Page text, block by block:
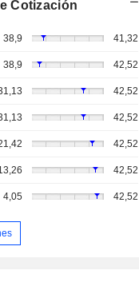
Cotización
38,9 41,32
38,9 42,52
42,52
42,52
42,52
42,52
4,05 42,52